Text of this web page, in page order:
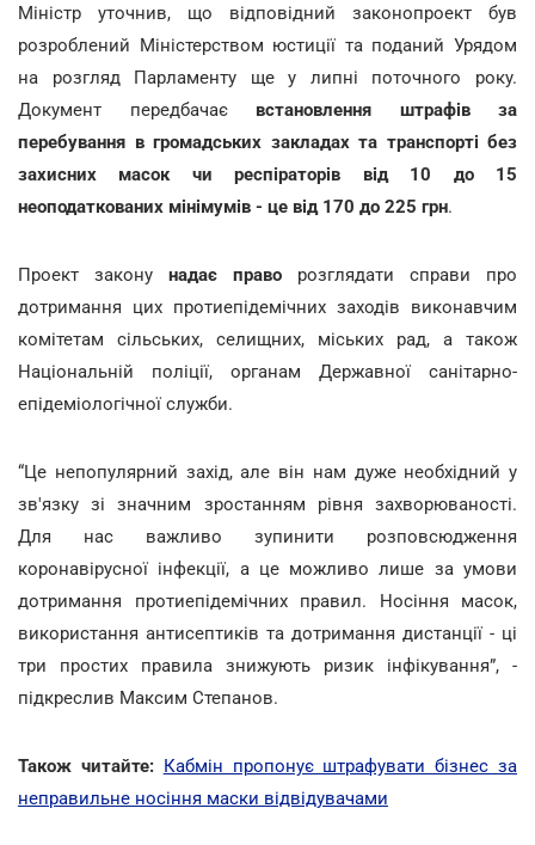
Міністр уточнив, що відповідний законопроект був
розроблений Міністерством юстиції та поданий Урядом
на розгляд Парламенту ще у липні поточного року.
Документ передбачає встановлення штрафів за
перебування в громадських закладах та транспорті без
захисних масок чи респіраторів від 10 до 15
неоподаткованих мінімумів - це від 170 до 225 грн.
Проект закону надає право розглядати справи про
дотримання цих протиепідемічних заходів виконавчим
комітетам сільських, селищних, міських рад, а також
Національній поліції, органам Державної санітарно-
епідеміологічної служби.
“Це непопулярний захід, але він нам дуже необхідний у
зв'язку зі значним зростанням рівня захворюваності.
Для нас важливо зупинити розповсюдження
коронавірусної інфекції, а це можливо лише за умови
дотримання протиепідемічних правил. Носіння масок,
використання антисептиків та дотримання дистанції - ці
три простих правила знижують ризик інфікування”, -
підкреслив Максим Степанов.
Також читайте: Кабмін пропонує штрафувати бізнес за
неправильне носіння маски відвідувачами